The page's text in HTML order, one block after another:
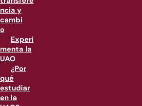
ncia y
cambi
o
Experi
menta la
UAO
¿Por
qué
estudiar
en la